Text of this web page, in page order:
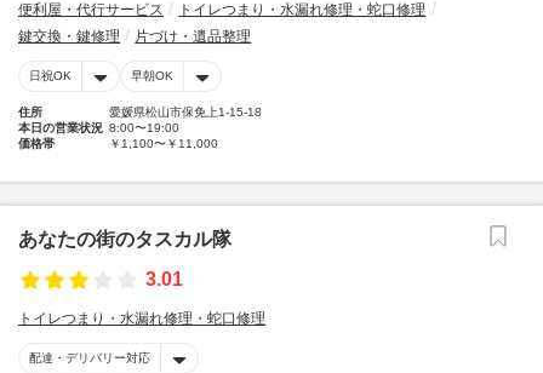
便利屋・代行サービス
トイレつまり・水漏れ修理・蛇口修理
鍵交換・鍵修理
片づけ・遺品整理
日祝OK 早朝OK
住所
愛媛県松山市保免上1-15-18
本日の営業状況 8:00〜19:00
価格帯
￥1,100〜￥11,000
あなたの街のタスカル隊
3.01
トイレつまり・水漏れ修理・蛇口修理
配達・デリバリー対応